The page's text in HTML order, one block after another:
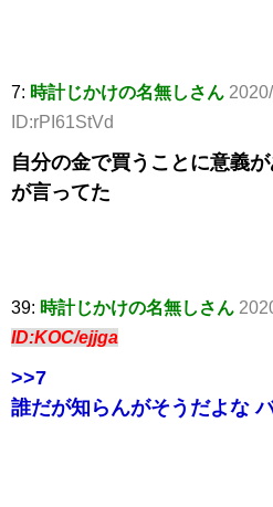
7: 時計じかけの名無しさん
ID:rPI61StVd
自分の金で買うことに意義
が言ってた
39: 時計じかけの名無しさん
ID:KOC/ejjga
>>7
誰だが知らんがそうだよな